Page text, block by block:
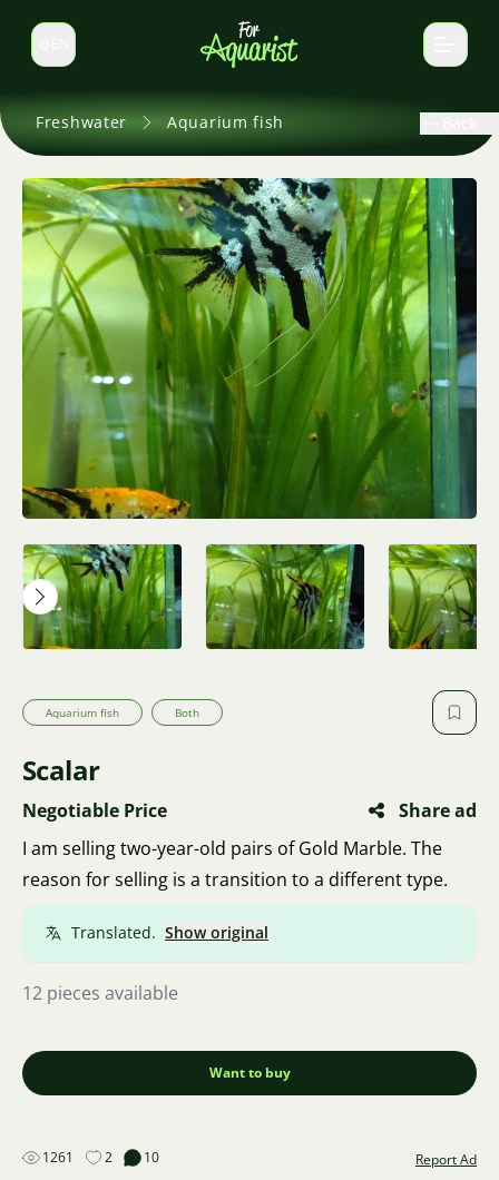
Switch language
Freshwater Aquarium fish
Aquarium fish Both
Scalar
Negotiable Price
Share ad
I am selling two-year-old pairs of Gold Marble. The
reason for selling is a transition to a different type.
Translated. Show original
12 pieces available
Want to buy
1261 2 10 Report Ad